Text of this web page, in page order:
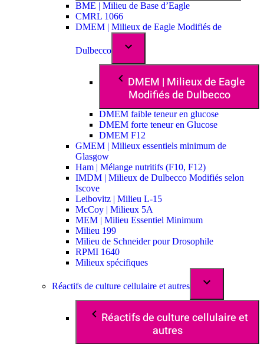
BME | Milieu de Base d’Eagle
CMRL 1066
DMEM | Milieux de Eagle Modifiés de
Dulbecco
DMEM | Milieux de Eagle
Modifiés de Dulbecco
DMEM faible teneur en glucose
DMEM forte teneur en Glucose
DMEM F12
GMEM | Milieux essentiels minimum de
Glasgow
Ham | Mélange nutritifs (F10, F12)
IMDM | Milieux de Dulbecco Modifiés selon
Iscove
Leibovitz | Milieu L-15
McCoy | Milieux 5A
MEM | Milieu Essentiel Minimum
Milieu 199
Milieu de Schneider pour Drosophile
RPMI 1640
Milieux spécifiques
Réactifs de culture cellulaire et autres
Réactifs de culture cellulaire et
autres